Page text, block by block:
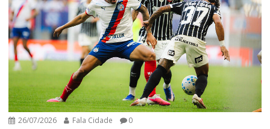
26/07/2026 Fala Cidade 0